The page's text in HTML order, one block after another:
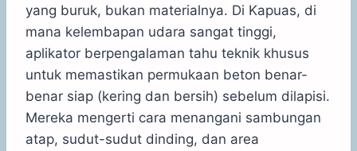
yang buruk, bukan materialnya. Di Kapuas, di
mana kelembapan udara sangat tinggi,
aplikator berpengalaman tahu teknik khusus
untuk memastikan permukaan beton benar-
benar siap (kering dan bersih) sebelum dilapisi.
Mereka mengerti cara menangani sambungan
atap, sudut-sudut dinding, dan area